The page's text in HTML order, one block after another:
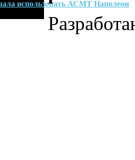
использовать АСМТ Наполеон